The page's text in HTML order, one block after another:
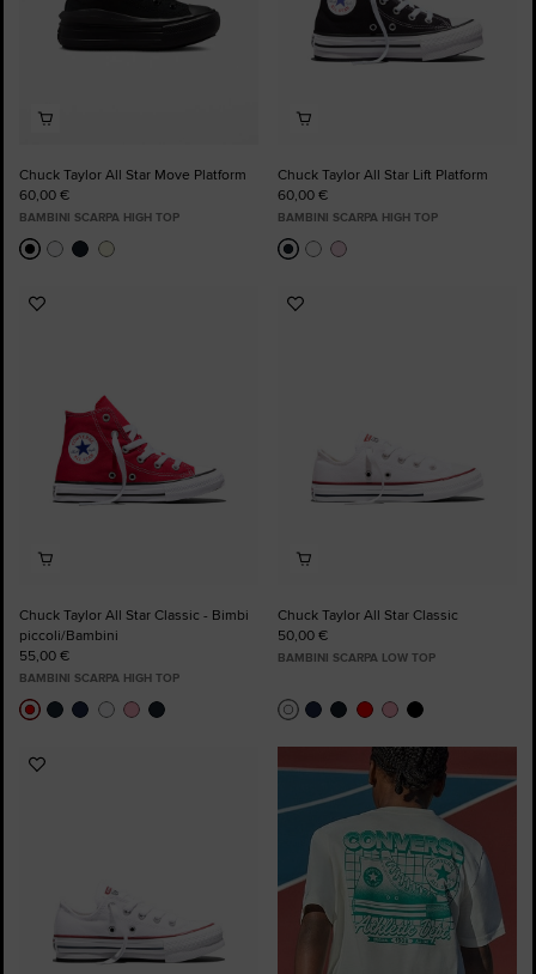
Chuck Taylor All Star Move Platform
60,00 €
BAMBINI SCARPA HIGH TOP
Chuck Taylor All Star Lift Platform
60,00 €
BAMBINI SCARPA HIGH TOP
Aggiungi
Chuck Taylor All Star Classic - Bimbi
piccoli/Bambini
55,00 €
BAMBINI SCARPA HIGH TOP
Aggiungi
Chuck Taylor All Star Classic
50,00 €
BAMBINI SCARPA LOW TOP
Aggiungi